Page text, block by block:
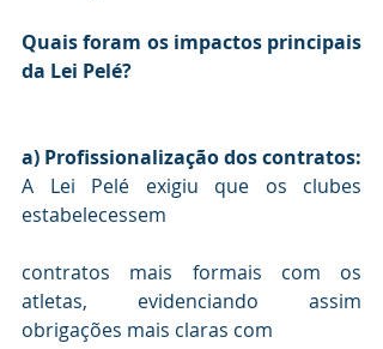
Quais foram os impactos principais
da Lei Pelé?
A Lei Pelé exigiu que os clubes
contratos mais formais com os
atletas, evidenciando assim